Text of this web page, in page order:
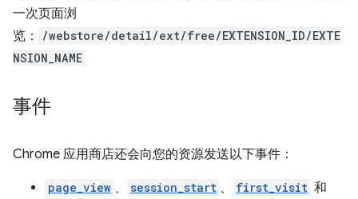
一次页面浏
览：
/webstore/detail/ext/free/EXTENSION_ID/EXTE
NSION_NAME
事件
Chrome 应用商店还会向您的资源发送以下事件：
page_view 、 session_start 、 first_visit 和